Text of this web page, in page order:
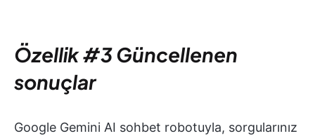
Özellik #3 Güncellenen
sonuçlar
Google Gemini AI sohbet robotuyla, sorgularınız